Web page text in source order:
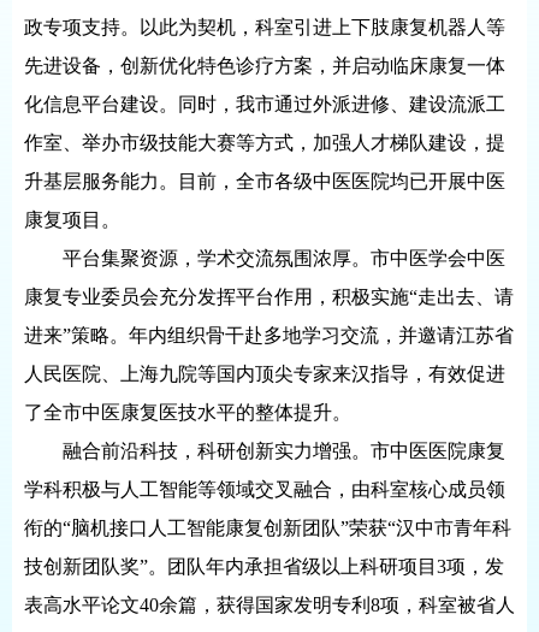
政专项支持。以此为契机，科室引进上下肢康复机器人等
先进设备，创新优化特色诊疗方案，并启动临床康复一体
化信息平台建设。同时，我市通过外派进修、建设流派工
作室、举办市级技能大赛等方式，加强人才梯队建设，提
升基层服务能力。目前，全市各级中医医院均已开展中医
康复项目。
平台集聚资源，学术交流氛围浓厚。市中医学会中医
康复专业委员会充分发挥平台作用，积极实施“走出去、请
进来”策略。年内组织骨干赴多地学习交流，并邀请江苏省
人民医院、上海九院等国内顶尖专家来汉指导，有效促进
了全市中医康复医技水平的整体提升。
融合前沿科技，科研创新实力增强。市中医医院康复
学科积极与人工智能等领域交叉融合，由科室核心成员领
衔的“脑机接口人工智能康复创新团队”荣获“汉中市青年科
技创新团队奖”。团队年内承担省级以上科研项目3项，发
表高水平论文40余篇，获得国家发明专利8项，科室被省人